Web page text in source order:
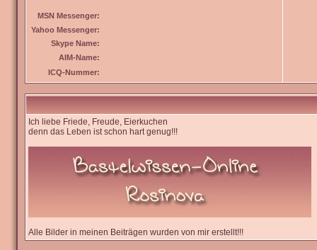
MSN Messenger:
Yahoo Messenger:
Skype Name:
AIM-Name:
ICQ-Nummer:
Ich liebe Friede, Freude, Eierkuchen
denn das Leben ist schon hart genug!!!
Alle Bilder in meinen Beiträgen wurden von mir erstellt!!!